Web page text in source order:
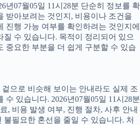
년07월05일 11시28분 단순히 정보를 확
받아보려는 것인지, 비용이나 조건을
진행 가능 여부를 확인하려는 것인지에
질 수 있습니다. 목적이 정리되어 있으
중요한 부분을 더 쉽게 구분할 수 있습
으로 비슷해 보이는 안내라도 실제 조
수 있습니다. 2026년07월05일 11시28분
, 비용 발생 여부, 진행 절차, 사후 안내
불필요한 혼선을 줄일 수 있습니다. 처